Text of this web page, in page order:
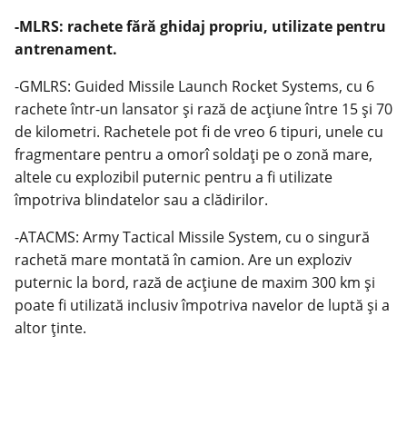
-MLRS: rachete fără ghidaj propriu, utilizate pentru
antrenament.
-GMLRS: Guided Missile Launch Rocket Systems, cu 6
rachete într-un lansator și rază de acțiune între 15 și 70
de kilometri. Rachetele pot fi de vreo 6 tipuri, unele cu
fragmentare pentru a omorî soldați pe o zonă mare,
altele cu explozibil puternic pentru a fi utilizate
împotriva blindatelor sau a clădirilor.
-ATACMS: Army Tactical Missile System, cu o singură
rachetă mare montată în camion. Are un exploziv
puternic la bord, rază de acțiune de maxim 300 km și
poate fi utilizată inclusiv împotriva navelor de luptă și a
altor ținte.